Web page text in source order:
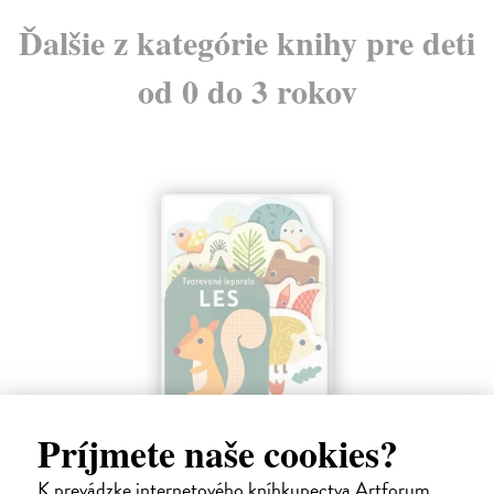
Príjmete naše cookies?
Ďalšie z kategórie knihy pre deti
od 0 do 3 rokov
Payne Sally| Kniha
Táto knižka s veselými obrázkami a rôzne tvarovanými stránkami